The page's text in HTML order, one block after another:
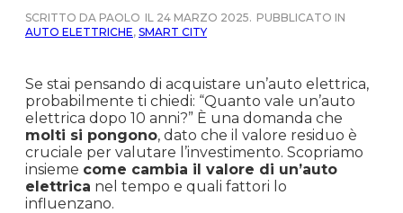
SCRITTO DA PAOLO IL 24 MARZO 2025. PUBBLICATO IN
AUTO ELETTRICHE, SMART CITY
Se stai pensando di acquistare un’auto elettrica,
probabilmente ti chiedi: “Quanto vale un’auto
elettrica dopo 10 anni?” È una domanda che
molti si pongono, dato che il valore residuo è
cruciale per valutare l’investimento. Scopriamo
insieme come cambia il valore di un’auto
elettrica nel tempo e quali fattori lo
influenzano.